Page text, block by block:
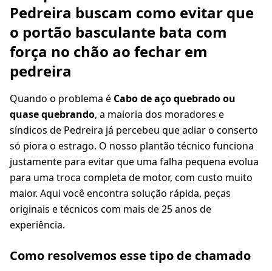
Pedreira buscam como evitar que
o portão basculante bata com
força no chão ao fechar em
pedreira
Quando o problema é Cabo de aço quebrado ou
quase quebrando, a maioria dos moradores e
síndicos de Pedreira já percebeu que adiar o conserto
só piora o estrago. O nosso plantão técnico funciona
justamente para evitar que uma falha pequena evolua
para uma troca completa de motor, com custo muito
maior. Aqui você encontra solução rápida, peças
originais e técnicos com mais de 25 anos de
experiência.
Como resolvemos esse tipo de chamado